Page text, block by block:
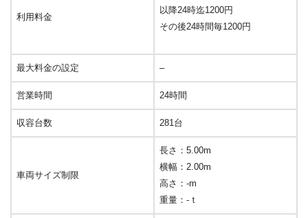
利用料金
以降24時迄1200円
その後24時間毎1200円
最大料金の設定 –
営業時間 24時間
収容台数 281台
車両サイズ制限
長さ：5.00m
横幅：2.00m
高さ：-m
重量：-ｔ